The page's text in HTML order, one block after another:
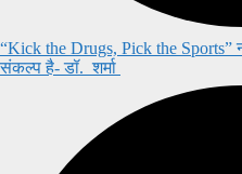
“Kick the Drugs, Pick the Sports”
संकल्प है- डॉ. शर्मा